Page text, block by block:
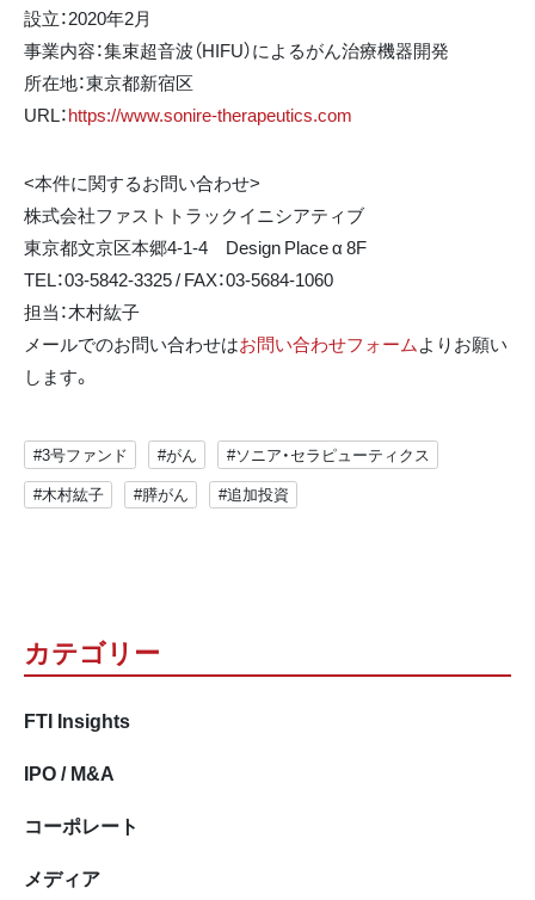
カテゴリー
FTI Insights
IPO / M&A
コーポレート
メディア
設立：2020年2月
事業内容：集束超音波（HIFU）によるがん治療機器開発
所在地：東京都新宿区
URL：https://www.sonire-therapeutics.com
<本件に関するお問い合わせ>
株式会社ファストトラックイニシアティブ
東京都文京区本郷4-1-4 Design Place α 8F
TEL：03-5842-3325 / FAX：03-5684-1060
担当：木村紘子
メールでのお問い合わせはお問い合わせフォームよりお願い
します。
#3号ファンド #がん
#ソニア・セラピューティクス
#木村紘子
#膵がん #追加投資